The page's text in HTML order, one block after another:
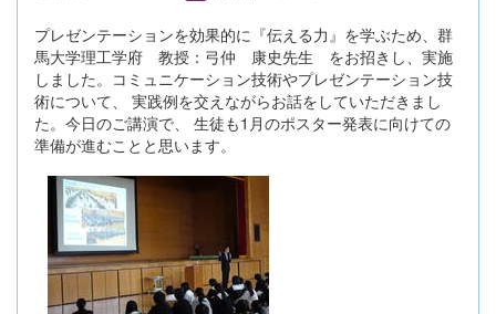
プレゼンテーションを効果的に『伝える力』を学ぶため、群
馬大学理工学府 教授：弓仲 康史先生 をお招きし、実施
しました。コミュニケーション技術やプレゼンテーション技
術について、 実践例を交えながらお話をしていただきまし
た。今日のご講演で、 生徒も1月のポスター発表に向けての
準備が進むことと思います。